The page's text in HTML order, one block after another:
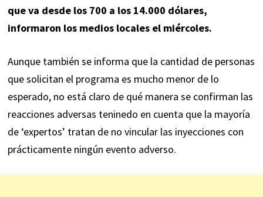
que va desde los 700 a los 14.000 dólares,
informaron los medios locales el miércoles.
Aunque también se informa que la cantidad de personas
que solicitan el programa es mucho menor de lo
esperado, no está claro de qué manera se confirman las
reacciones adversas teninedo en cuenta que la mayoría
de ‘expertos’ tratan de no vincular las inyecciones con
prácticamente ningún evento adverso.